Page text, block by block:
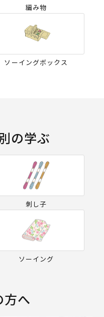
編み物
ソーイングボックス
の学ぶ
刺し子
ソーイング
方へ